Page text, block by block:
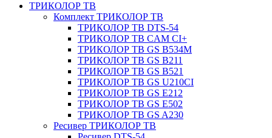
ТРИКОЛОР ТВ
Комплект ТРИКОЛОР ТВ
ТРИКОЛОР ТВ DTS-54
ТРИКОЛОР ТВ CAM CI+
ТРИКОЛОР ТВ GS B534M
ТРИКОЛОР ТВ GS B211
ТРИКОЛОР ТВ GS B521
ТРИКОЛОР ТВ GS U210CI
ТРИКОЛОР ТВ GS E212
ТРИКОЛОР ТВ GS E502
ТРИКОЛОР ТВ GS A230
Ресивер ТРИКОЛОР ТВ